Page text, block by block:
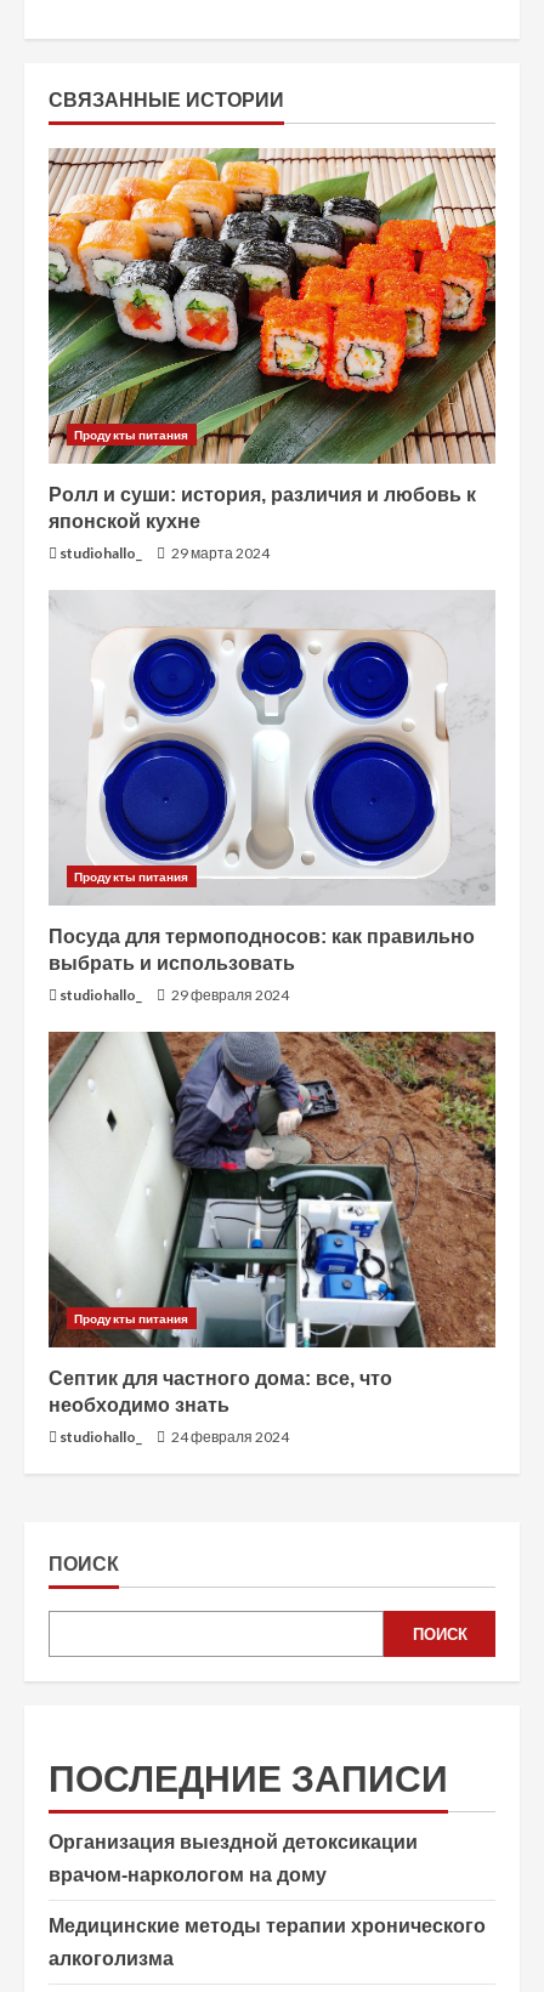
д
л
ж
и
т
ь
ч
т
е
н
и
СВЯЗАННЫЕ ИСТОРИИ
Продукты питания
Ролл и суши: история, различия и любовь к
японской кухне
studiohallo_ 29 марта 2024
Продукты питания
Посуда для термоподносов: как правильно
выбрать и использовать
studiohallo_ 29 февраля 2024
Продукты питания
Септик для частного дома: все, что
необходимо знать
studiohallo_ 24 февраля 2024
ПОИСК
ПОИСК
ПОСЛЕДНИЕ ЗАПИСИ
Организация выездной детоксикации
врачом-наркологом на дому
Медицинские методы терапии хронического
алкоголизма